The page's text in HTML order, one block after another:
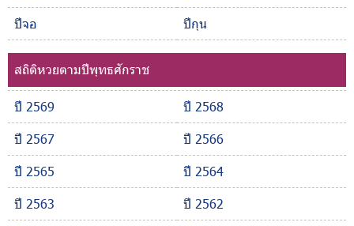
ปีจอ
ปีกุน
สถิติหวยตามปีพุทธศักราช
ปี 2569
ปี 2568
ปี 2567
ปี 2566
ปี 2565
ปี 2564
ปี 2563
ปี 2562